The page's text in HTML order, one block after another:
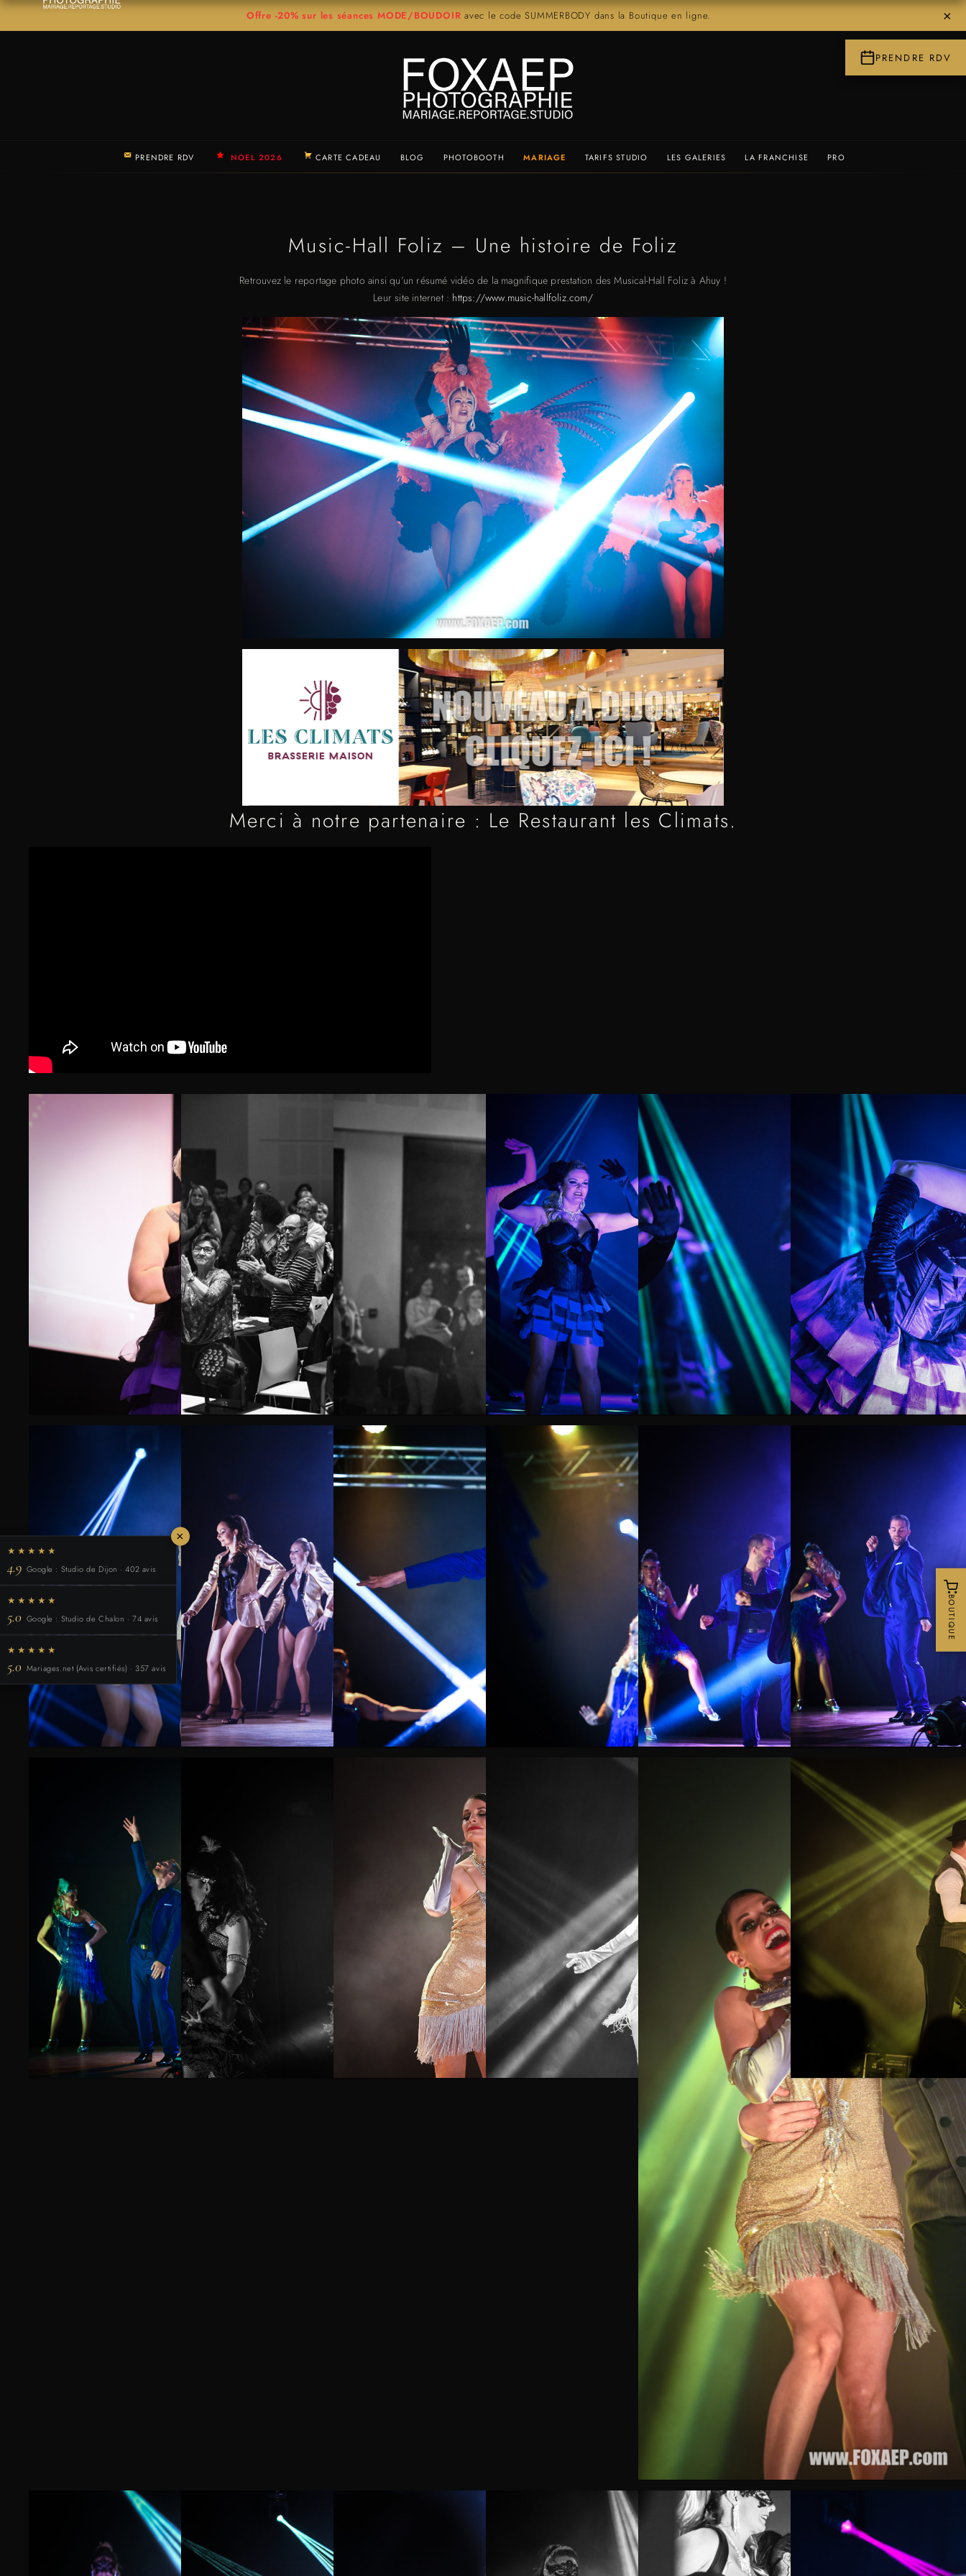
Offre -20% sur les séances MODE/BOUDOIR avec le code SUMMERBODY dans la Boutique en ligne. ×
PRENDRE RDV NOEL 2026 CARTE CADEAU BLOG PHOTOBOOTH MARIAGE TARIFS STUDIO LES GALERIES LA FRANCHISE PRO
Music-Hall Foliz – Une histoire de Foliz
Retrouvez le reportage photo ainsi qu’un résumé vidéo de la magnifique prestation des Musical-Hall Foliz à Ahuy !
Leur site internet : https://www.music-hallfoliz.com/
Merci à notre partenaire : Le Restaurant les Climats.
×
★★★★★
4.9 Google : Studio de Dijon · 402 avis
★★★★★
5.0 Google : Studio de Chalon · 74 avis
★★★★★
5.0 Mariages.net (Avis certifiés) · 357 avis
BOUTIQUE
PRENDRE RDV